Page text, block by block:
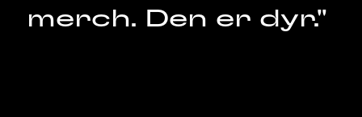
merch. Den er dyr."